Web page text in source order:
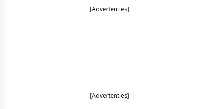
[Advertenties]
[Advertenties]